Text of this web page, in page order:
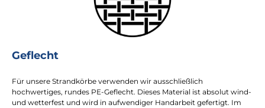
Geflecht
Für unsere Strandkörbe verwenden wir ausschließlich
hochwertiges, rundes PE-Geflecht. Dieses Material ist absolut wind-
und wetterfest und wird in aufwendiger Handarbeit gefertigt. Im